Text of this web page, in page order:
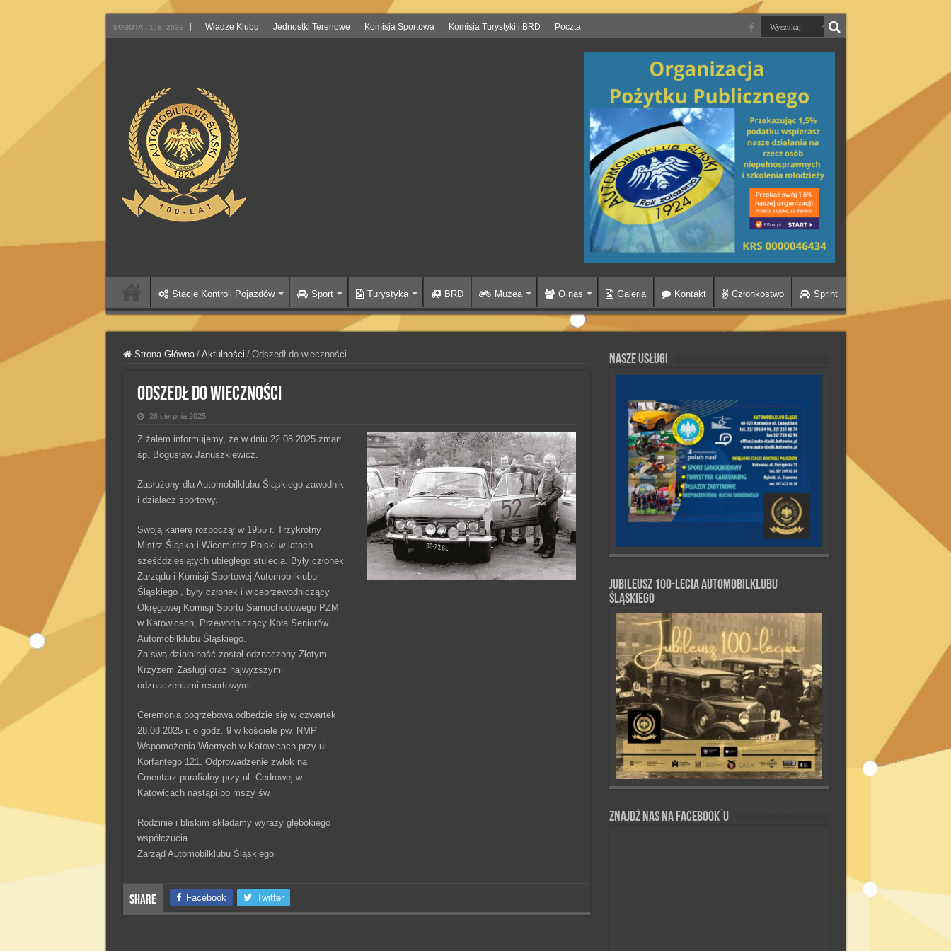
SOBOTA , 1. 8. 2026 Władze Klubu Jednostki Terenowe Komisja Sportowa Komisja Turystyki i BRD Poczta
Stacje Kontroli Pojazdów Sport Turystyka BRD Muzea O nas Galeria Kontakt Członkostwo Sprint
Strona Główna / Aktulności / Odszedł do wieczności
Odszedł do wieczności
26 sierpnia 2025
Z żalem informujemy, że w dniu 22.08.2025 zmarł
śp. Bogusław Januszkiewicz.
Zasłużony dla Automobilklubu Śląskiego zawodnik
i działacz sportowy.
Swoją karierę rozpoczął w 1955 r. Trzykrotny
Mistrz Śląska i Wicemistrz Polski w latach
sześćdziesiątych ubiegłego stulecia. Były członek
Zarządu i Komisji Sportowej Automobilklubu
Śląskiego , były członek i wiceprzewodniczący
Okręgowej Komisji Sportu Samochodowego PZM
w Katowicach, Przewodniczący Koła Seniorów
Automobilklubu Śląskiego.
Za swą działalność został odznaczony Złotym
Krzyżem Zasługi oraz najwyższymi
odznaczeniami resortowymi.
Ceremonia pogrzebowa odbędzie się w czwartek
28.08.2025 r. o godz. 9 w kościele pw. NMP
Wspomożenia Wiernych w Katowicach przy ul.
Korfantego 121. Odprowadzenie zwłok na
Cmentarz parafialny przy ul. Cedrowej w
Katowicach nastąpi po mszy św.
Rodzinie i bliskim składamy wyrazy głębokiego
współczucia.
Zarząd Automobilklubu Śląskiego
Share Facebook Twitter
Nasze Usługi
Jubileusz 100-lecia Automobilklubu
Śląskiego
Znajdź nas na Facebook`u